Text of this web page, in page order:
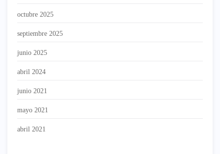
octubre 2025
septiembre 2025
junio 2025
abril 2024
junio 2021
mayo 2021
abril 2021